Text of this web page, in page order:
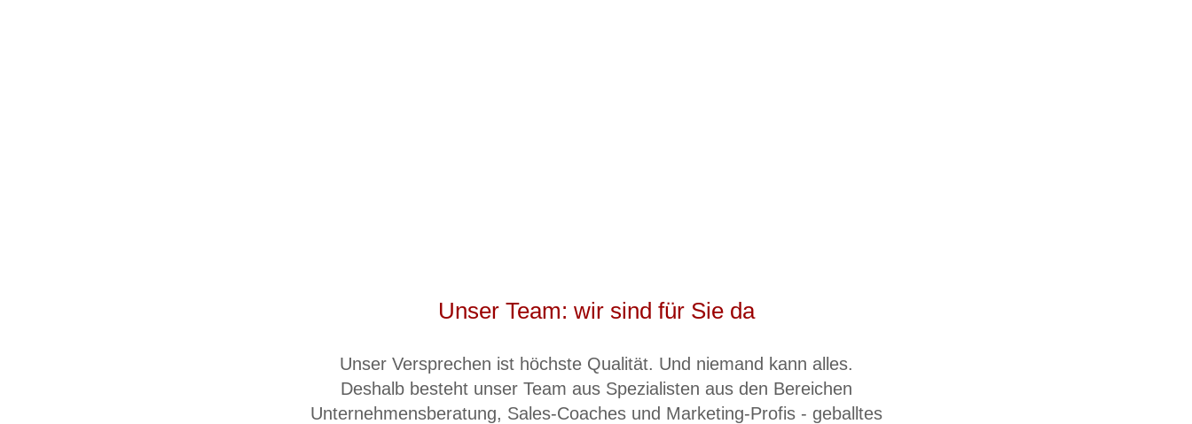
Unser Team: wir sind für Sie da
Unser Versprechen ist höchste Qualität. Und niemand kann alles.
Deshalb besteht unser Team aus Spezialisten aus den Bereichen
Unternehmensberatung, Sales-Coaches und Marketing-Profis - geballtes